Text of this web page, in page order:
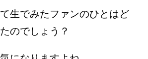
生でみたファンのひとはど
のでしょう？